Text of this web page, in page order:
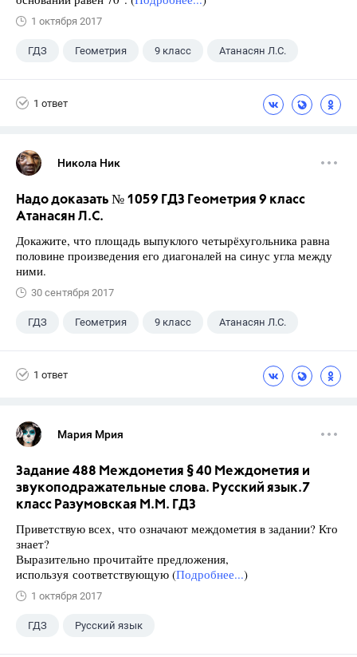
1 октября 2017
ГДЗ Геометрия 9 класс Атанасян Л.С.
1 ответ
Никола Ник
Надо доказать № 1059 ГДЗ Геометрия 9 класс
Атанасян Л.С.
Докажите, что площадь выпуклого четырёхугольника равна
половине произведения его диагоналей на синус угла между
ними.
30 сентября 2017
ГДЗ Геометрия 9 класс Атанасян Л.С.
1 ответ
Мария Мрия
Задание 488 Междометия § 40 Междометия и
звукоподражательные слова. Русский язык.7
класс Разумовская М.М. ГДЗ
Приветствую всех, что означают междометия в задании? Кто
знает?
Выразительно прочитайте предложения,
используя соответствующую (Подробнее...)
1 октября 2017
ГДЗ Русский язык